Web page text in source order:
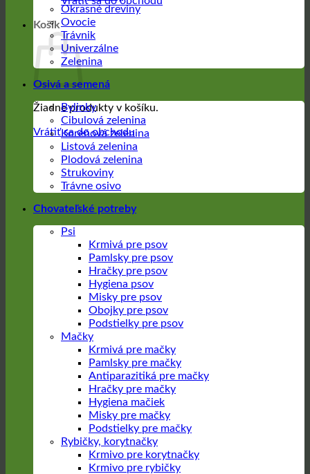
Košík
Žiadne produkty v košíku.
Vrátiť sa do obchodu
Okrasné dreviny
Ovocie
Trávnik
Univerzálne
Zelenina
Osivá a semená
Bylinky
Cibulová zelenina
Koreňová zelenina
Listová zelenina
Plodová zelenina
Strukoviny
Trávne osivo
Chovateľské potreby
Psi
Krmivá pre psov
Pamlsky pre psov
Hračky pre psov
Hygiena psov
Misky pre psov
Obojky pre psov
Podstielky pre psov
Mačky
Krmivá pre mačky
Pamlsky pre mačky
Antiparazitiká pre mačky
Hračky pre mačky
Hygiena mačiek
Misky pre mačky
Podstielky pre mačky
Rybičky, korytnačky
Krmivo pre korytnačky
Krmivo pre rybičky